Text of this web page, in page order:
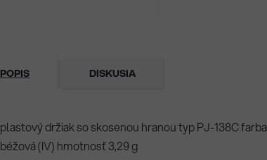
POPIS DISKUSIA
plastový držiak so skosenou hranou typ PJ-138C farba
béžová (IV) hmotnosť 3,29 g